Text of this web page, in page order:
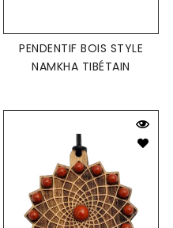
PENDENTIF BOIS STYLE
NAMKHA TIBÉTAIN